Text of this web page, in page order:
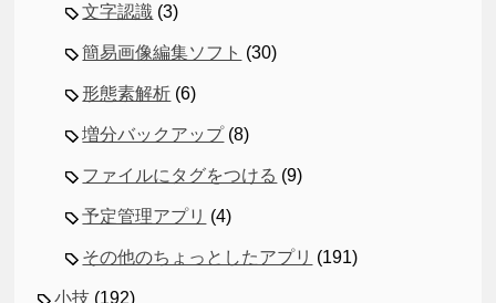
文字認識 (3)
簡易画像編集ソフト (30)
形態素解析 (6)
増分バックアップ(8)
ファイルにタグをつける (9)
予定管理アプリ (4)
その他のちょっとしたアプリ (191)
小技 (192)